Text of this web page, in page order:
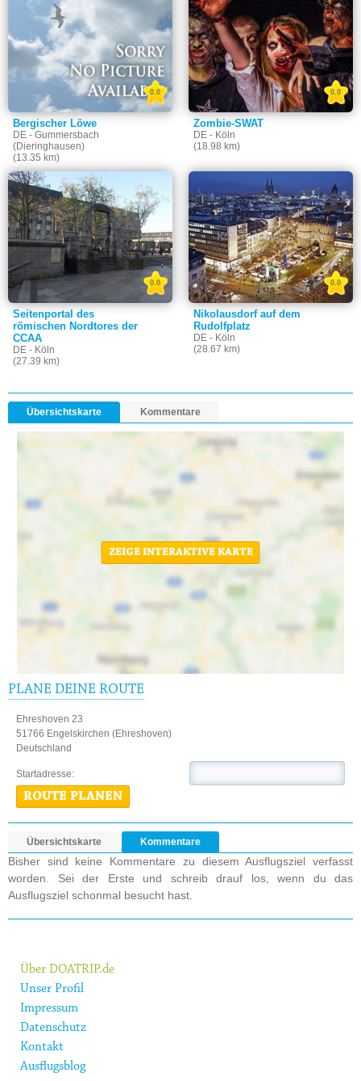
Bergischer Löwe
DE - Gummersbach
(Dieringhausen)
(13.35 km)
0.0
Zombie-SWAT
DE - Köln
(18.98 km)
0.0
Seitenportal des
römischen Nordtores der
CCAA
DE - Köln
(27.39 km)
0.0
Nikolausdorf auf dem
Rudolfplatz
DE - Köln
(28.67 km)
0.0
Übersichtskarte Kommentare
ZEIGE INTERAKTIVE KARTE
PLANE DEINE ROUTE
Ehreshoven 23
51766 Engelskirchen (Ehreshoven)
Deutschland
Startadresse:
ROUTE PLANEN
Übersichtskarte Kommentare
Bisher sind keine Kommentare zu diesem Ausflugsziel verfasst
worden. Sei der Erste und schreib drauf los, wenn du das
Ausflugsziel schonmal besucht hast.
Über DOATRIP.de
Unser Profil
Impressum
Datenschutz
Kontakt
Ausflugsblog